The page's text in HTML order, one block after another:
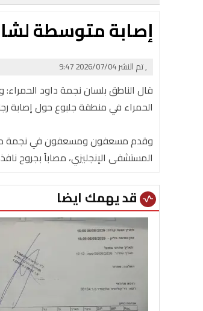
إصابة متوسطة
, تم النشر 2026/07/04 9:47
الحمراء في منطقة جلبوع حول إصابة
المستشفى الإنجليزي، مصاباً بجروح
vital_signs قد يهمك ايضا